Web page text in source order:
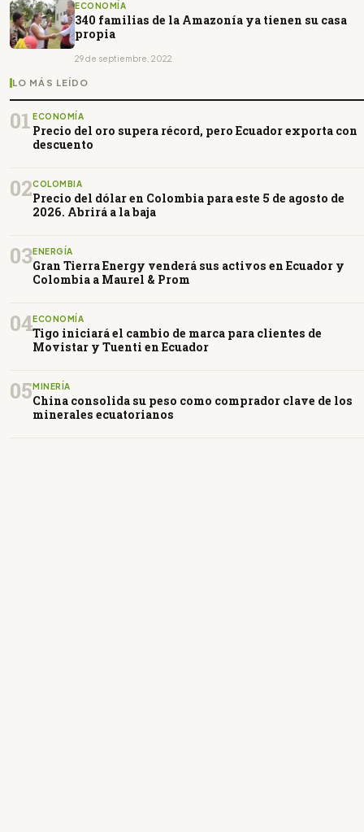
ECONOMÍA
340 familias de la Amazonía ya tienen su casa
propia
29 de septiembre, 2022
LO MÁS LEÍDO
01 ECONOMÍA
Precio del oro supera récord, pero Ecuador exporta con
descuento
02COLOMBIA
Precio del dólar en Colombia para este 5 de agosto de
2026. Abrirá a la baja
03ENERGÍA
Gran Tierra Energy venderá sus activos en Ecuador y
Colombia a Maurel & Prom
04ECONOMÍA
Tigo iniciará el cambio de marca para clientes de
Movistar y Tuenti en Ecuador
05MINERÍA
China consolida su peso como comprador clave de los
minerales ecuatorianos